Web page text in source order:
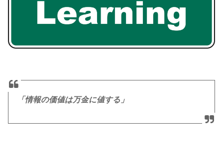
「情報の価値は万金に値する」